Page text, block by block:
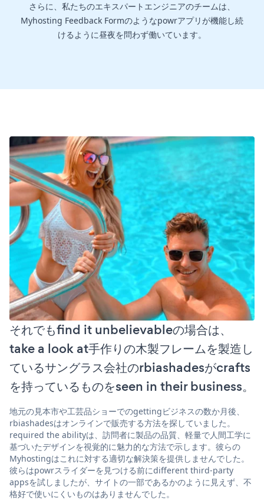
さらに、私たちのエキスパートエンジニアのチームは、
Myhosting Feedback Formのようなpowrアプリが機能し続
けるように昼夜を問わず働いています。
それでもfind it unbelievableの場合は、
take a look at手作りの木製フレームを製造し
ているサングラス会社のrbiashadesがcrafts
を持っているものをseen in their business。
地元の見本市や工芸品ショーでのgettingビジネスの数か月後、
rbiashadesはオンラインで販売する方法を探していました。
required the abilityは、訪問者に製品の品質、軽量で人間工学に
基づいたデザインを視覚的に魅力的な方法で示します。彼らの
Myhostingはこれに対する適切な解決策を提供しませんでした。
彼らはpowrスライダーを見つける前にdifferent third-party
appsを試しましたが、サイトの一部であるかのように見えず、不
格好で使いにくいものはありませんでした。